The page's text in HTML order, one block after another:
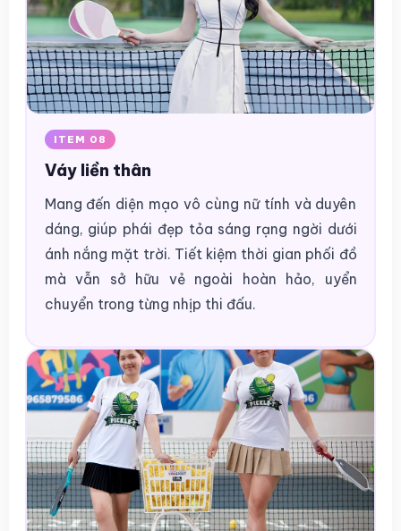
ITEM 08
Váy liền thân
Mang đến diện mạo vô cùng nữ tính và duyên
dáng, giúp phái đẹp tỏa sáng rạng ngời dưới
ánh nắng mặt trời. Tiết kiệm thời gian phối đồ
mà vẫn sở hữu vẻ ngoài hoàn hảo, uyển
chuyển trong từng nhịp thi đấu.